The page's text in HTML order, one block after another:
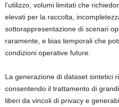
l’utilizzo, volumi limitati che
elevati per la raccolta,
sottorappresentazione di scenari
raramente, e bias temporali che
condizioni operative future.
La generazione di dataset sintetici
consentendo il trattamento di
liberi da vincoli di privacy e